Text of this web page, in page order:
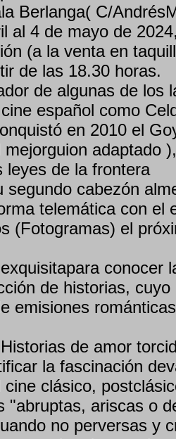
Berlanga( C/
al 4 de mayo de
(a la venta en
de las 18.30 horas.
de algunas de los
español como
en 2010 el
mejorguion adaptado ),
leyes de la frontera
segundo cabezón
telemática con el
(Fotogramas) el
conocer
de historias,
emisiones
de amor
la fascinación
cine clásico,
"abruptas, ariscas o
no perversas y